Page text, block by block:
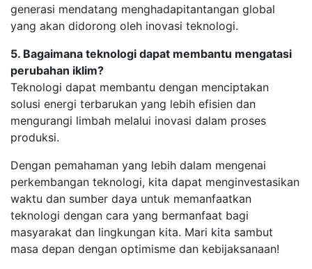
generasi mendatang menghadapitantangan global
yang akan didorong oleh inovasi teknologi.
5. Bagaimana teknologi dapat membantu mengatasi
perubahan iklim?
Teknologi dapat membantu dengan menciptakan
solusi energi terbarukan yang lebih efisien dan
mengurangi limbah melalui inovasi dalam proses
produksi.
Dengan pemahaman yang lebih dalam mengenai
perkembangan teknologi, kita dapat menginvestasikan
waktu dan sumber daya untuk memanfaatkan
teknologi dengan cara yang bermanfaat bagi
masyarakat dan lingkungan kita. Mari kita sambut
masa depan dengan optimisme dan kebijaksanaan!